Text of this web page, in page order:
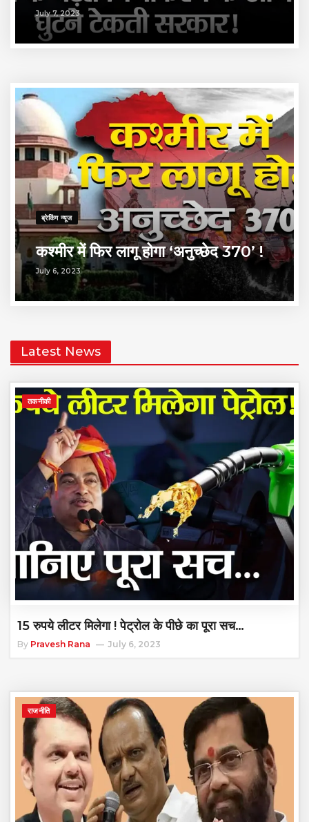
July 7, 2023
ब्रेकिंग न्यूज
कश्मीर में फिर लागू होगा ‘अनुच्छेद 370’ !
July 6, 2023
Latest News
तकनीकी
15 रुपये लीटर मिलेगा ! पेट्रोल के पीछे का पूरा सच…
By Pravesh Rana July 6, 2023
राजनीति